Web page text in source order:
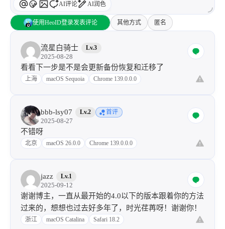
AI评论 AI润色
使用HeoID登录发表评论 其他方式 匿名
流星白骑士 Lv.3
2025-08-28
看看下一步是不是会更新备份恢复和迁移了
上海 macOS Sequoia Chrome 139.0.0.0
bbb-lsy07 Lv.2 首评
2025-08-27
不错呀
北京 macOS 26.0.0 Chrome 139.0.0.0
jazz Lv.1
2025-09-12
谢谢博主，一直从最开始的4.0以下的版本跟着你的方法
过来的，想想也过去好多年了，时光荏苒呀！谢谢你！
浙江 macOS Catalina Safari 18.2